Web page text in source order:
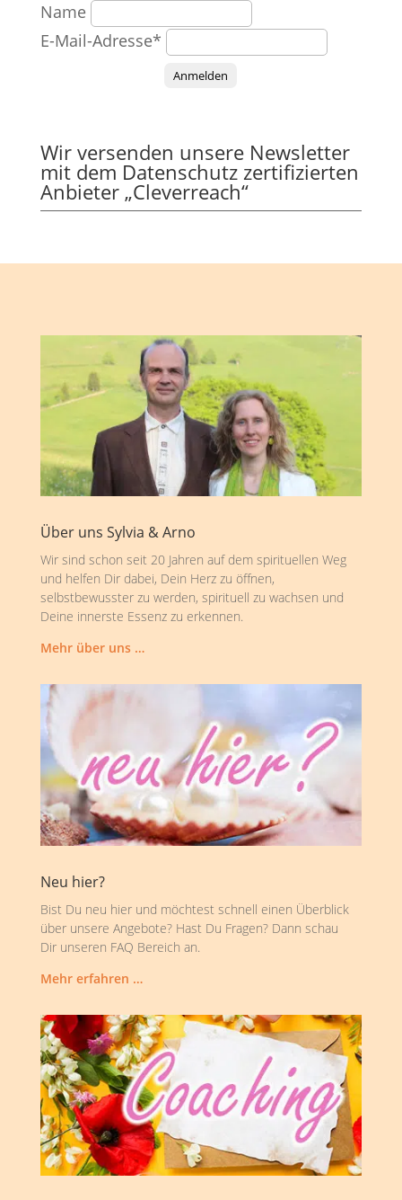
Name
E-Mail-Adresse*
Anmelden
Wir versenden unsere Newsletter
mit dem Datenschutz zertifizierten
Anbieter „Cleverreach“
Über uns Sylvia & Arno
Wir sind schon seit 20 Jahren auf dem spirituellen Weg
und helfen Dir dabei, Dein Herz zu öffnen,
selbstbewusster zu werden, spirituell zu wachsen und
Deine innerste Essenz zu erkennen.
Mehr über uns …
Neu hier?
Bist Du neu hier und möchtest schnell einen Überblick
über unsere Angebote? Hast Du Fragen? Dann schau
Dir unseren FAQ Bereich an.
Mehr erfahren …